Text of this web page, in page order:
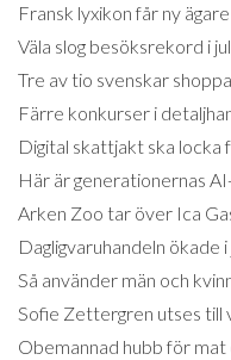
Fransk lyxikon får ny ägare
Väla slog besöksrekord i
Tre av tio svenskar
Färre konkurser i
Digital skattjakt ska locka
Här är generationernas
Arken Zoo tar över Ica
Dagligvaruhandeln ökade i
Så använder män och
Sofie Zettergren utses till
Obemannad hubb för mat